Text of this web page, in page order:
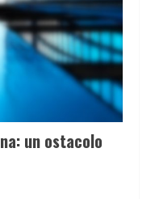
un ostacolo